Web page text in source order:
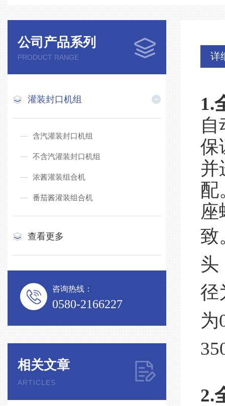
公司产品系列
PRODUCT RANGE
灌装封口机组
含汽灌装封口机组
不含汽灌装封口机组
浓酱灌装组合机
番茄酱灌装组合机
查看更多
咨询热线：
0580-2166227
相关文章
ARTICLES
详
1.
保
并
配
座
致
头
径
为
2.